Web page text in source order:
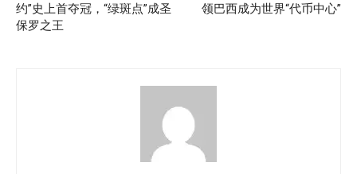
约”史上首夺冠，“绿斑点”成圣
保罗之王
领巴西成为世界“代币中心”